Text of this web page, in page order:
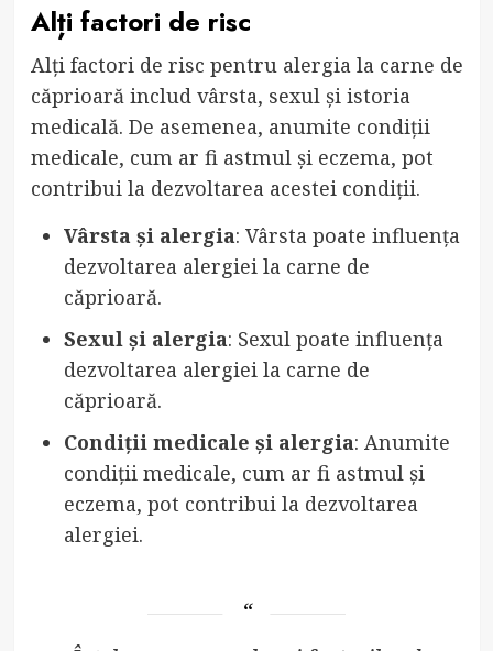
Alți factori de risc
Alți factori de risc pentru alergia la carne de
căprioară includ vârsta, sexul și istoria
medicală. De asemenea, anumite condiții
medicale, cum ar fi astmul și eczema, pot
contribui la dezvoltarea acestei condiții.
Vârsta și alergia: Vârsta poate influența
dezvoltarea alergiei la carne de
căprioară.
Sexul și alergia: Sexul poate influența
dezvoltarea alergiei la carne de
căprioară.
Condiții medicale și alergia: Anumite
condiții medicale, cum ar fi astmul și
eczema, pot contribui la dezvoltarea
alergiei.